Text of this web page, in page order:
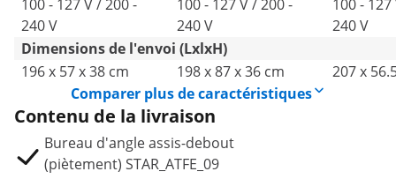
100 - 127 V / 200 -
240 V
100 - 127 V / 200 -
240 V
100 -
240 V
Dimensions de l'envoi (LxlxH)
196 x 57 x 38 cm
198 x 87 x 36 cm
207 x
Comparer plus de caractéristiques
Contenu de la livraison
Bureau d'angle assis-debout
(piètement) STAR_ATFE_09